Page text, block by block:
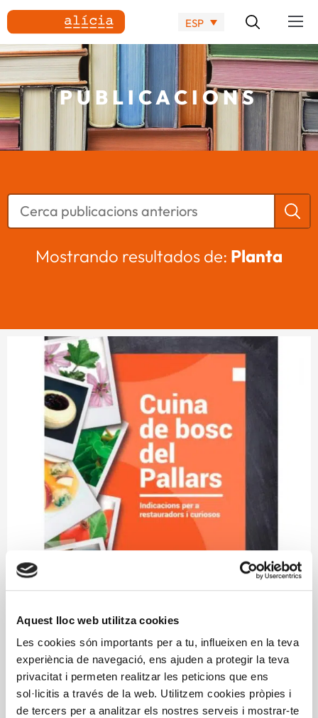
Aquest lloc web utilitza cookies
Les cookies són importants per a tu, influeixen en la teva
experiència de navegació, ens ajuden a protegir la teva
privacitat i permeten realitzar les peticions que ens
sol·licitis a través de la web. Utilitzem cookies pròpies i
de tercers per a analitzar els nostres serveis i mostrar-te
ESP
PUBLICACIONS
Mostrando resultados de: Planta
COCINA DE BOSQUE DEL
PALLARS. INDICACIONES PARA
RESTAURADORES Y CURIOSOS